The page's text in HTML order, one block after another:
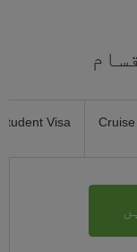
Student Visa